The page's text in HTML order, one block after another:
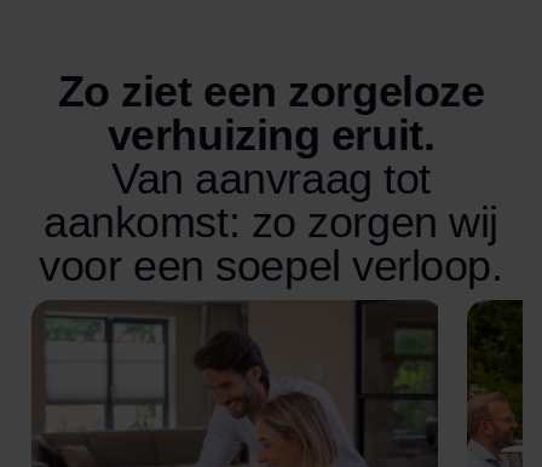
Zo ziet een zorgeloze
verhuizing eruit.
Van aanvraag tot
aankomst: zo zorgen wij
voor een soepel verloop.